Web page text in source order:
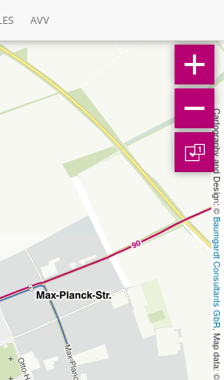
AVV
Cartography and Design: ©
Baumgardt Consultants GbR
, Map data: ©
1